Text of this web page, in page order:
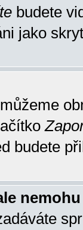
budete
jako
budete